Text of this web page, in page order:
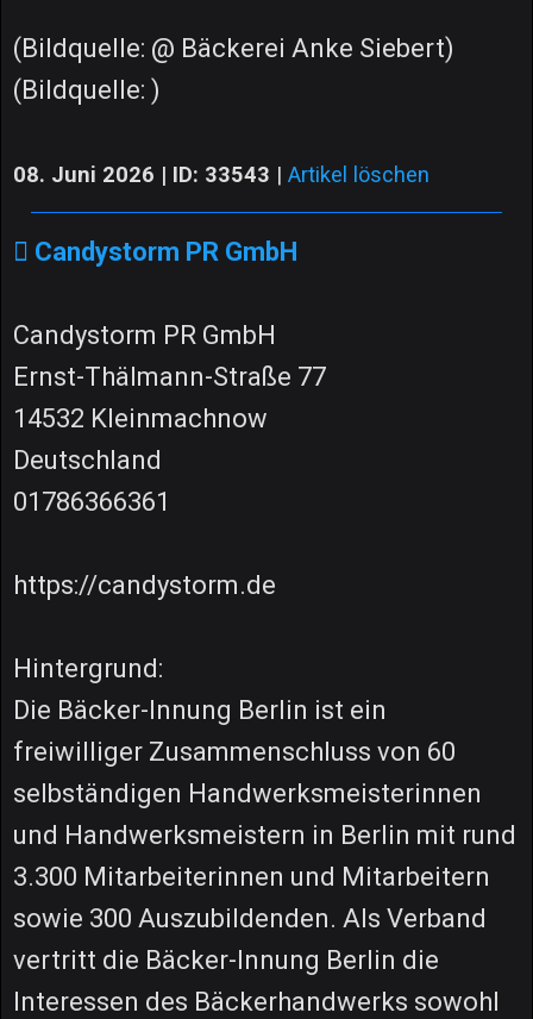
(Bildquelle: @ Bäckerei Anke Siebert)
(Bildquelle: )
08. Juni 2026 | ID: 33543 | Artikel löschen
Candystorm PR GmbH
Candystorm PR GmbH
Ernst-Thälmann-Straße 77
14532 Kleinmachnow
Deutschland
01786366361
https://candystorm.de
Hintergrund:
Die Bäcker-Innung Berlin ist ein
freiwilliger Zusammenschluss von 60
selbständigen Handwerksmeisterinnen
und Handwerksmeistern in Berlin mit rund
3.300 Mitarbeiterinnen und Mitarbeitern
sowie 300 Auszubildenden. Als Verband
vertritt die Bäcker-Innung Berlin die
Interessen des Bäckerhandwerks sowohl